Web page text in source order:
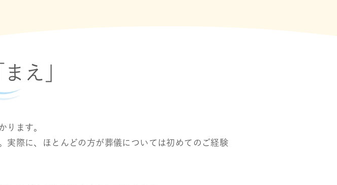
え」
ります。
実際に、ほとんどの方が葬儀については初めてのご経験